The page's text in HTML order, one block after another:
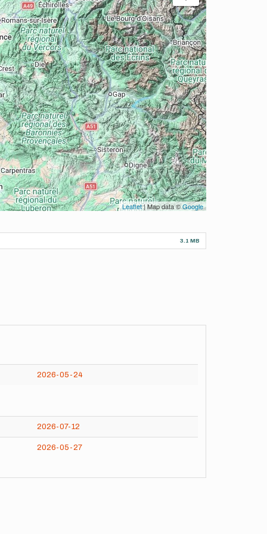
Leaflet| Map data ©Google
3.1 MB
2026-05-24
2026-07-12
2026-05-27